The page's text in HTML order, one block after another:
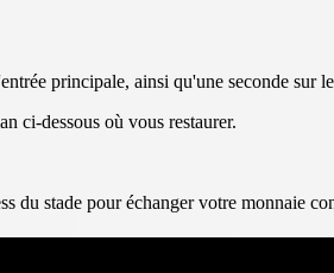
principale, ainsi qu'une seconde sur
ci-dessous où vous restaurer.
du stade pour échanger votre monnaie